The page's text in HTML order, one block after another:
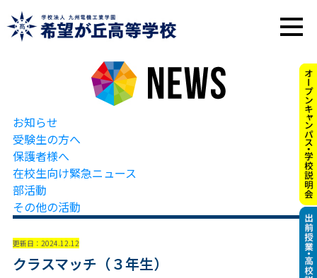
お知らせ
受験生の方へ
保護者様へ
在校生向け緊急ニュース
部活動
その他の活動
更新日：2024.12.12
クラスマッチ（３年生）